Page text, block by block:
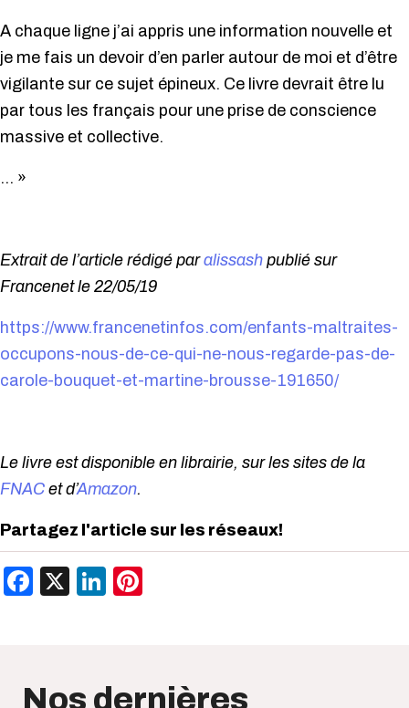
A chaque ligne j’ai appris une information nouvelle et
je me fais un devoir d’en parler autour de moi et d’être
vigilante sur ce sujet épineux. Ce livre devrait être lu
par tous les français pour une prise de conscience
massive et collective.
… »
Extrait de l’article rédigé paralissash publié sur
Francenet le 22/05/19
https://www.francenetinfos.com/enfants-maltraites-
occupons-nous-de-ce-qui-ne-nous-regarde-pas-de-
carole-bouquet-et-martine-brousse-191650/
Le livre est disponible en librairie, sur les sites de la
FNAC et d’Amazon.
Partagez l'article sur les réseaux!
Facebook
X LinkedIn
Nos dernières